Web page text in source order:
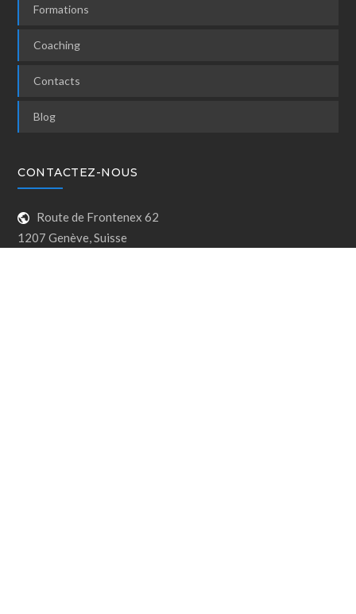
Formations
Coaching
Contacts
Blog
CONTACTEZ-NOUS
Route de Frontenex 62
1207 Genève, Suisse